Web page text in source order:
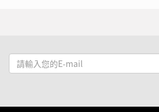
請
輸